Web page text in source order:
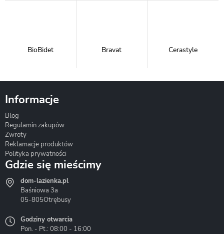
BioBidet Bravat Cerastyle
Hydrostop
Informacje
Blog
Regulamin zakupów
Zwroty
Reklamacje produktów
Polityka prywatności
Gdzie się mieścimy
dom-lazienka.pl
Baśniowa 3a
05-805Otrębusy
Godziny otwarcia
Pon. - Pt.: 08:00 - 16:00